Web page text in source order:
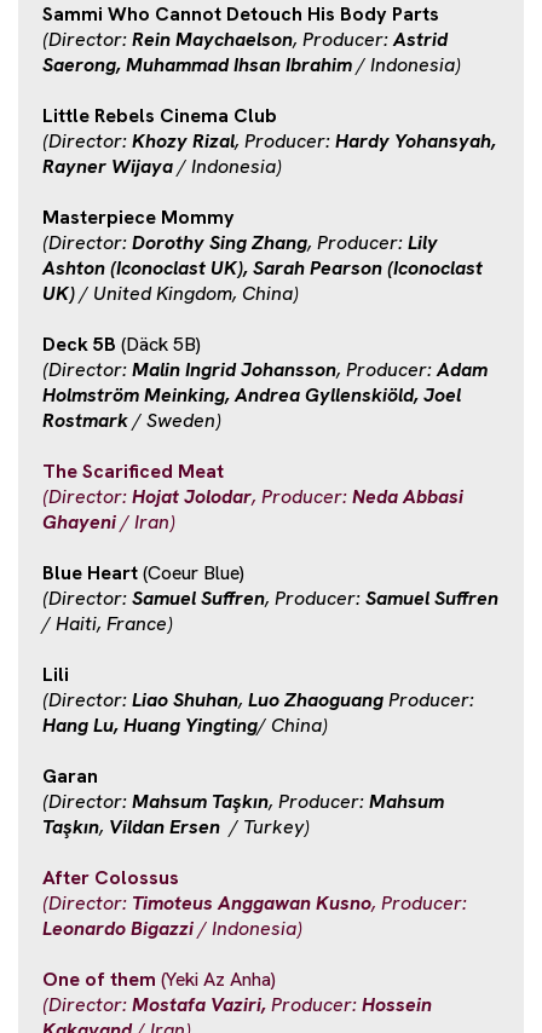
Sammi Who Cannot Detouch His Body Parts
(Director:Rein Maychaelson, Producer:Astrid
Saerong, Muhammad Ihsan Ibrahim/ Indonesia)
Little Rebels Cinema Club
(Director:Khozy Rizal, Producer:Hardy Yohansyah,
Rayner Wijaya/ Indonesia)
Masterpiece Mommy
(Director:Dorothy Sing Zhang, Producer:Lily
Ashton (Iconoclast UK), Sarah Pearson (Iconoclast
UK)/ United Kingdom, China)
Deck 5B (Däck 5B)
(Director:Malin Ingrid Johansson, Producer:Adam
Holmström Meinking, Andrea Gyllenskiöld, Joel
Rostmark/ Sweden)
The Scarificed Meat
(Director:Hojat Jolodar, Producer:Neda Abbasi
Ghayeni/ Iran)
Blue Heart(Coeur Blue)
(Director:Samuel Suffren, Producer:Samuel Suffren
/ Haiti, France)
Lili
(Director:Liao Shuhan, Luo ZhaoguangProducer:
Hang Lu, Huang Yingting/ China)
Garan
(Director:Mahsum Taşkın, Producer:Mahsum
Taşkın, Vildan Ersen / Turkey)
After Colossus
(Director: Timoteus Anggawan Kusno, Producer:
Leonardo Bigazzi/ Indonesia)
One of them (Yeki Az Anha)
(Director:Mostafa Vaziri,Producer:Hossein